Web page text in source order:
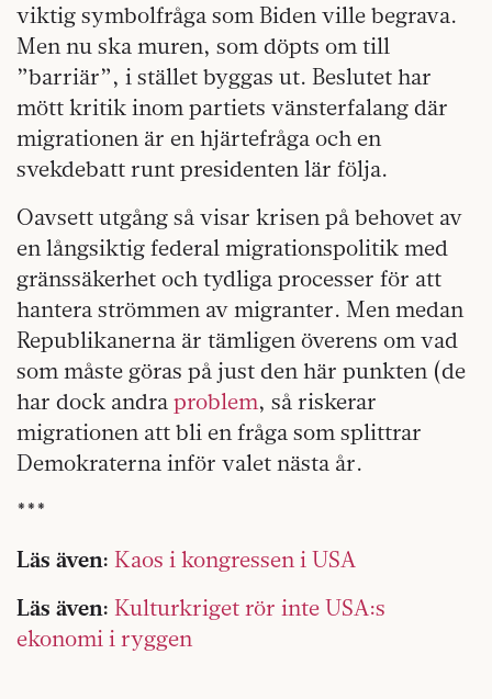
viktig symbolfråga som Biden ville begrava.
Men nu ska muren, som döpts om till
”barriär”, i stället byggas ut. Beslutet har
mött kritik inom partiets vänsterfalang där
migrationen är en hjärtefråga och en
svekdebatt runt presidenten lär följa.
Oavsett utgång så visar krisen på behovet av
en långsiktig federal migrationspolitik med
gränssäkerhet och tydliga processer för att
hantera strömmen av migranter. Men medan
Republikanerna är tämligen överens om vad
som måste göras på just den här punkten (de
har dock andra problem, så riskerar
migrationen att bli en fråga som splittrar
Demokraterna inför valet nästa år.
***
Läs även: Kaos i kongressen i USA
Läs även: Kulturkriget rör inte USA:s
ekonomi i ryggen